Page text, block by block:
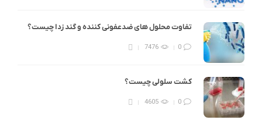
تفاوت محلول های ضدعفونی کننده و گند زدا چیست؟
0
7476
کشت سلولی چیست؟
0
4605